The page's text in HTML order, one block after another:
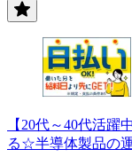
【20代～40代活
る☆半導体製品の